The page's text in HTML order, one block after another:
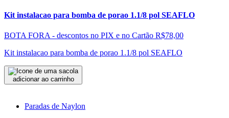
Kit instalacao para bomba de porao 1.1/8 pol SEAFLO
BOTA FORA - descontos no PIX e no Cartão R$78,00
Kit instalacao para bomba de porao 1.1/8 pol SEAFLO
adicionar ao carrinho
Paradas de Naylon